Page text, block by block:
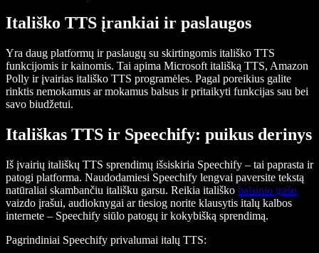
Itališko TTS įrankiai ir paslaugos
Yra daug platformų ir paslaugų su skirtingomis itališko TTS
funkcijomis ir kainomis. Tai apima Microsoft itališką TTS, Amazon
Polly ir įvairias itališko TTS programėles. Pagal poreikius galite
rinktis nemokamus ar mokamus balsus ir pritaikyti funkcijas sau bei
savo biudžetui.
Itališkas TTS ir Speechify: puikus derinys
Iš įvairių itališkų TTS sprendimų išsiskiria Speechify – tai paprasta ir
patogi platforma. Naudodamiesi Speechify lengvai paversite tekstą
natūraliai skambančiu itališku garsu. Reikia itališko balsinio įrašo
vaizdo įrašui, audioknygai ar tiesiog norite klausytis italų kalbos
internete – Speechify siūlo patogų ir kokybišką sprendimą.
Pagrindiniai Speechify privalumai italų TTS: